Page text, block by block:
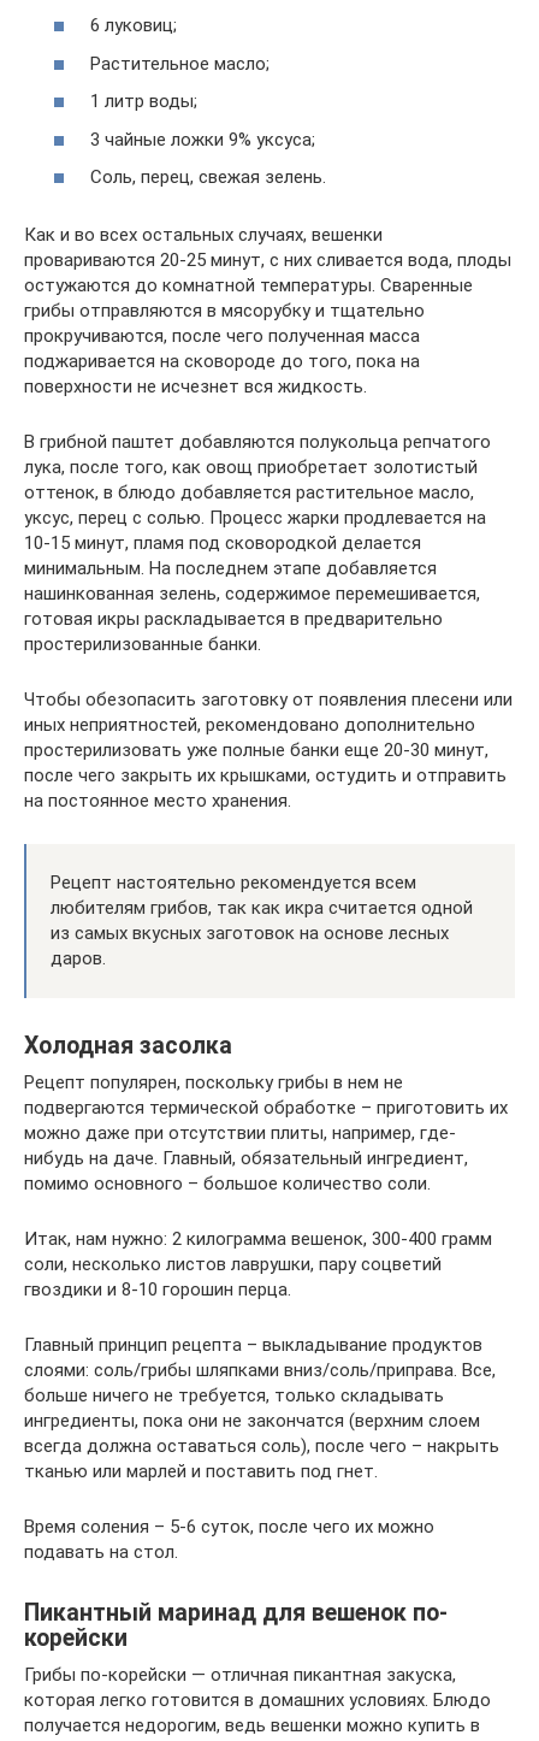
6 луковиц;
Растительное масло;
1 литр воды;
3 чайные ложки 9% уксуса;
Соль, перец, свежая зелень.
Как и во всех остальных случаях, вешенки
провариваются 20-25 минут, с них сливается вода, плоды
остужаются до комнатной температуры. Сваренные
грибы отправляются в мясорубку и тщательно
прокручиваются, после чего полученная масса
поджаривается на сковороде до того, пока на
поверхности не исчезнет вся жидкость.
В грибной паштет добавляются полукольца репчатого
лука, после того, как овощ приобретает золотистый
оттенок, в блюдо добавляется растительное масло,
уксус, перец с солью. Процесс жарки продлевается на
10-15 минут, пламя под сковородкой делается
минимальным. На последнем этапе добавляется
нашинкованная зелень, содержимое перемешивается,
готовая икры раскладывается в предварительно
простерилизованные банки.
Чтобы обезопасить заготовку от появления плесени или
иных неприятностей, рекомендовано дополнительно
простерилизовать уже полные банки еще 20-30 минут,
после чего закрыть их крышками, остудить и отправить
на постоянное место хранения.
Рецепт настоятельно рекомендуется всем
любителям грибов, так как икра считается одной
из самых вкусных заготовок на основе лесных
даров.
Холодная засолка
Рецепт популярен, поскольку грибы в нем не
подвергаются термической обработке – приготовить их
можно даже при отсутствии плиты, например, где-
нибудь на даче. Главный, обязательный ингредиент,
помимо основного – большое количество соли.
Итак, нам нужно: 2 килограмма вешенок, 300-400 грамм
соли, несколько листов лаврушки, пару соцветий
гвоздики и 8-10 горошин перца.
Главный принцип рецепта – выкладывание продуктов
слоями: соль/грибы шляпками вниз/соль/приправа. Все,
больше ничего не требуется, только складывать
ингредиенты, пока они не закончатся (верхним слоем
всегда должна оставаться соль), после чего – накрыть
тканью или марлей и поставить под гнет.
Время соления – 5-6 суток, после чего их можно
подавать на стол.
Пикантный маринад для вешенок по-
корейски
Грибы по-корейски — отличная пикантная закуска,
которая легко готовится в домашних условиях. Блюдо
получается недорогим, ведь вешенки можно купить в